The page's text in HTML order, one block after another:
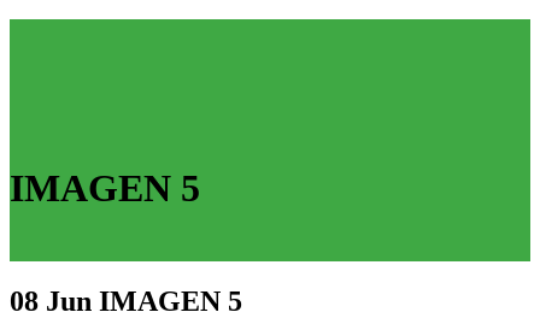
IMAGEN 5
08 Jun IMAGEN 5